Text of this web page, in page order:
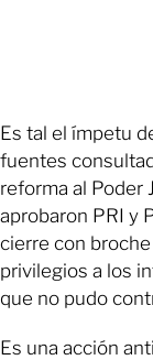
Es tal el ímpetu
fuentes
reforma al Poder
aprobaron PRI y
cierre con
privilegios a los
que no pudo
Es una acción